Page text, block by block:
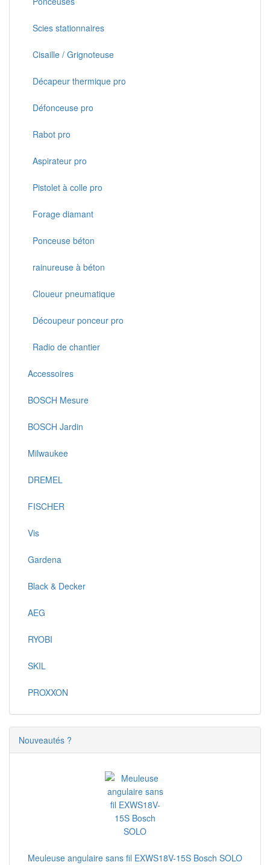
Scies stationnaires
Cisaille / Grignoteuse
Décapeur thermique pro
Défonceuse pro
Rabot pro
Aspirateur pro
Pistolet à colle pro
Forage diamant
Ponceuse béton
rainureuse à béton
Cloueur pneumatique
Découpeur ponceur pro
Radio de chantier
Accessoires
BOSCH Mesure
BOSCH Jardin
Milwaukee
DREMEL
FISCHER
Vis
Gardena
Black & Decker
AEG
RYOBI
SKIL
PROXXON
Nouveautés ?
Meuleuse angulaire sans fil EXWS18V-15S Bosch SOLO